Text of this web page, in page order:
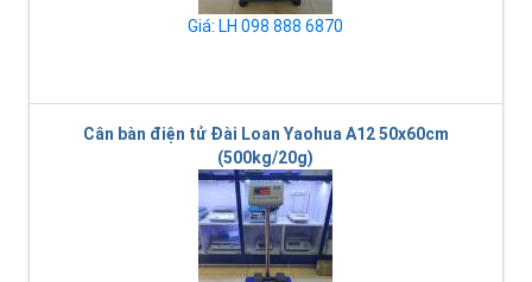
Giá: LH 098 888 6870
Cân bàn điện tử Đài Loan Yaohua A12 50x60cm
(500kg/20g)